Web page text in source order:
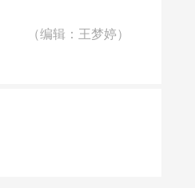
（编辑：王梦婷）